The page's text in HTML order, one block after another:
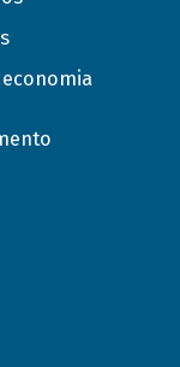
economia